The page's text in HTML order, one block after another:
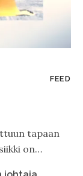
FEED
tapaan
on…